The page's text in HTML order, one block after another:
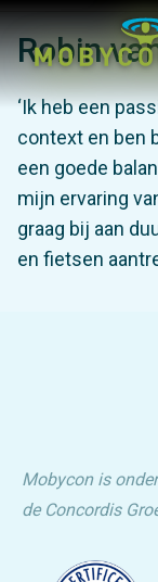
Robin
‘Ik heb een
context en ben
een goede
mijn ervaring
graag bij aan
en fietsen
Mobycon is
de Concordis